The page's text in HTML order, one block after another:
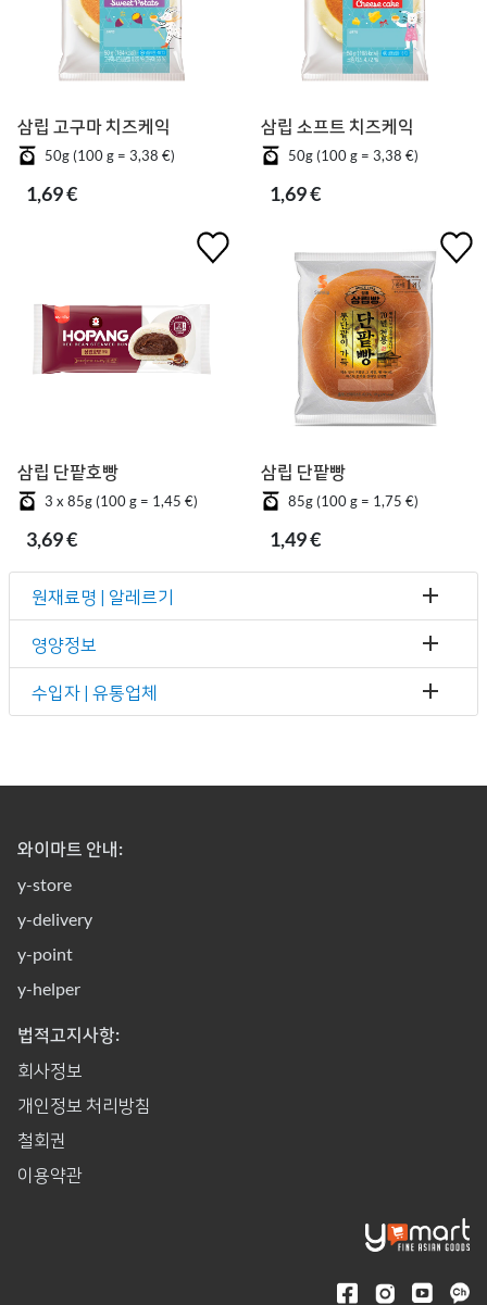
삼립 고구마 치즈케익
50g (100 g = 3,38 €)
1,69 €
삼립 소프트 치즈케익
50g (100 g = 3,38 €)
1,69 €
삼립 단팥호빵
3 x 85g (100 g = 1,45 €)
3,69 €
삼립 단팥빵
85g (100 g = 1,75 €)
1,49 €
원재료명 | 알레르기
영양정보
수입자 | 유통업체
와이마트 안내:
y-store
y-delivery
y-point
y-helper
법적고지사항:
회사정보
개인정보 처리방침
철회권
이용약관